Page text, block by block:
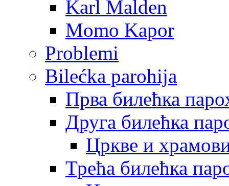
Karl Malden
Momo Kapor
Problemi
Bilećka parohija
Прва билећка
Друга билећка
Цркве и
Трећа билећка